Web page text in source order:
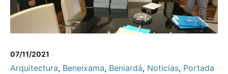
07/11/2021
Arquitectura, Beneixama, Beniardá, Noticias, Portada